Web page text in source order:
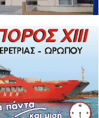
για σκάνδαλο
κληθεί ο Εισαγγελέας
Κ. Τζαβέλλας στην
και Διαφάνειας της
και
και Ισραήλ για τον
βαλιστικό
6.000 χιλιομέτρα